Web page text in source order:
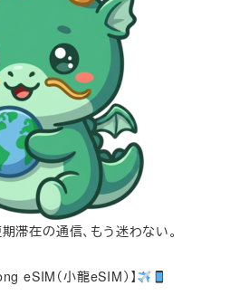
滞在の通信、もう迷わない。
eSIM（小龍eSIM）】